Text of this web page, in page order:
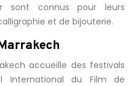
sont connus pour leurs
et de bijouterie.
accueille des festivals
International du Film de